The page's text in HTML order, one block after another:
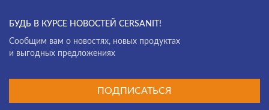
БУДЬ В КУРСЕ НОВОСТЕЙ CERSANIT!
Cообщим вам о новостях, новых продуктах
и выгодных предложениях
ПОДПИСАТЬСЯ